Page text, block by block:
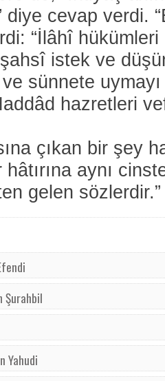
diye cevap verdi.
“İlâhî
istek ve
ve sünnete
hazretleri
çıkan bir şey
aynı
gelen sözlerdir.”
Şurahbil
Yahudi